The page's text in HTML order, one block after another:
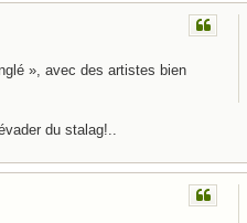
», avec des artistes bien
du stalag!..